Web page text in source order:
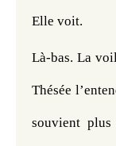
Elle voit.
Là-bas. La
Thésée
souvient